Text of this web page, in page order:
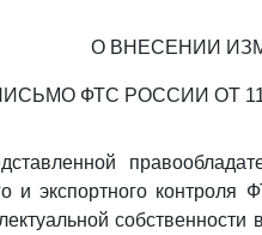
О ВНЕСЕНИИ
ФТС РОССИИ ОТ
и экспортного